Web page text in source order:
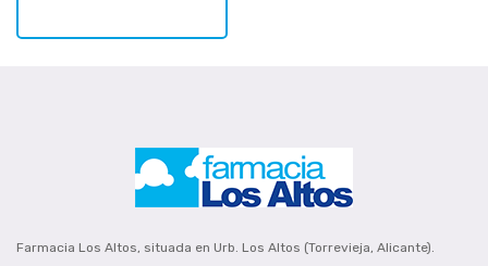
Farmacia Los Altos, situada en Urb. Los Altos (Torrevieja, Alicante).